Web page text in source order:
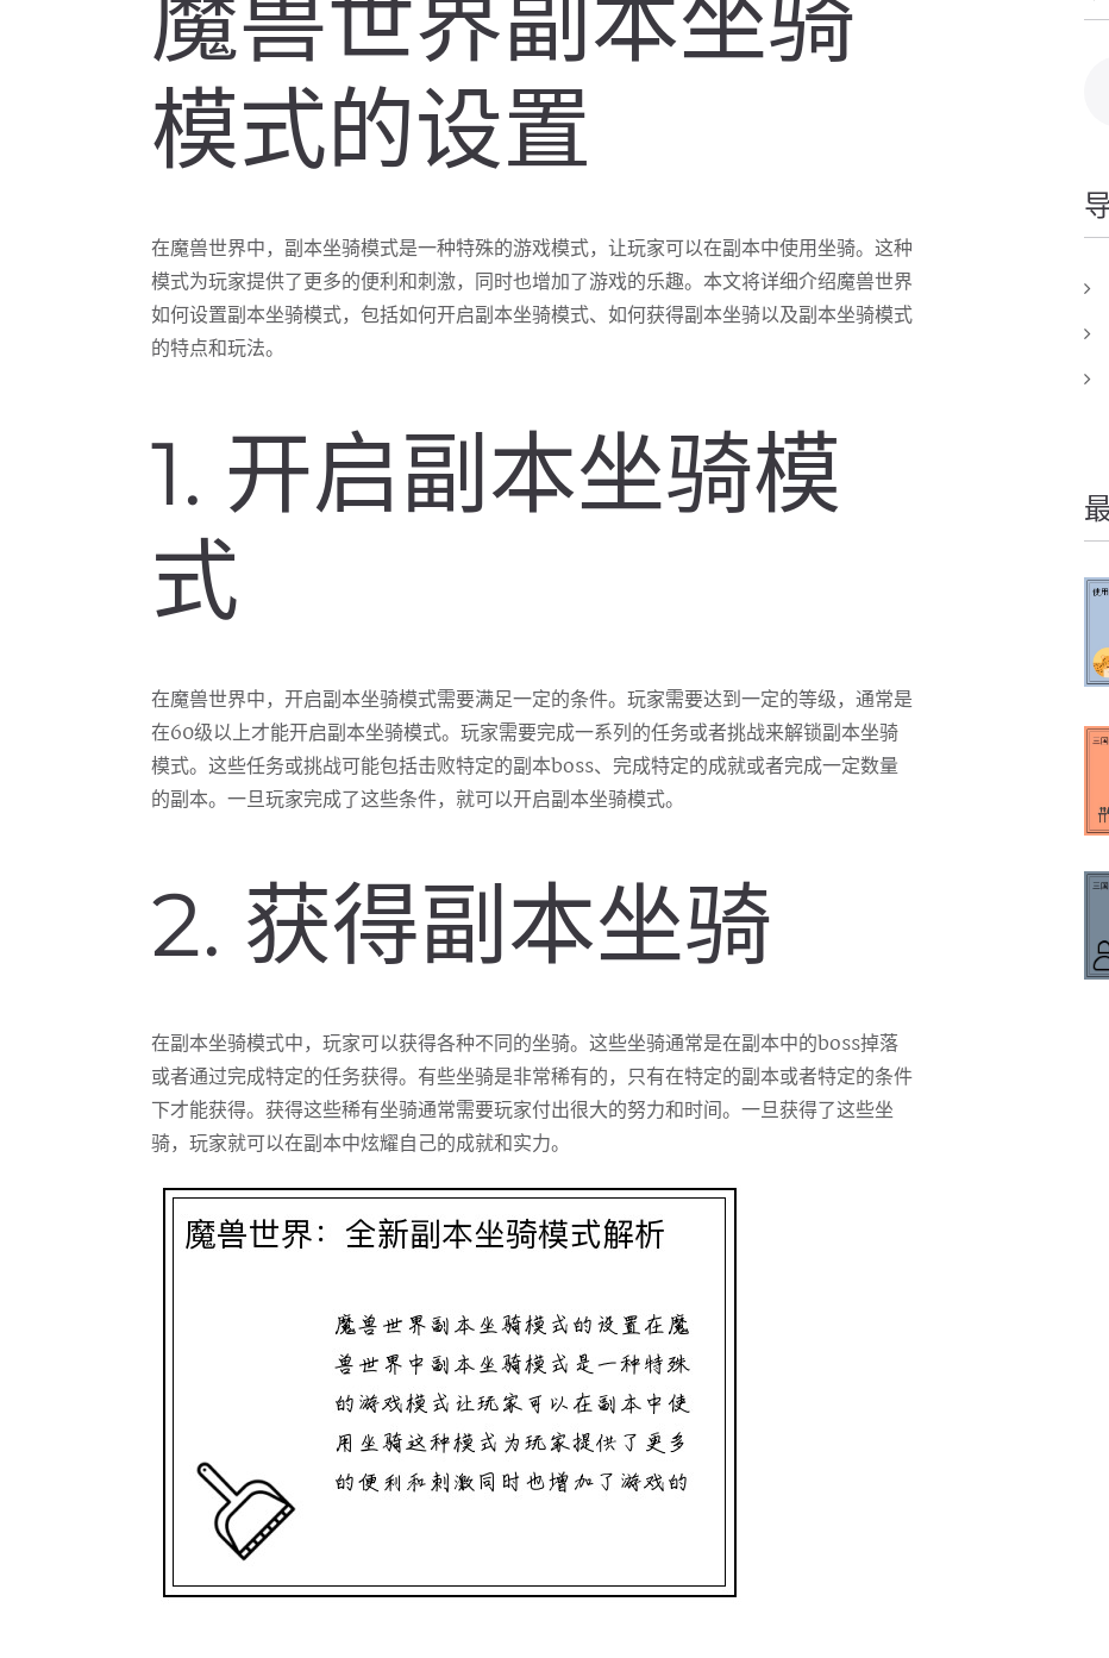
魔兽世界副本坐骑
模式的设置
在魔兽世界中，副本坐骑模式是一种特殊的游戏模式，让玩家可以在副本中使用坐骑。这种
模式为玩家提供了更多的便利和刺激，同时也增加了游戏的乐趣。本文将详细介绍魔兽世界
如何设置副本坐骑模式，包括如何开启副本坐骑模式、如何获得副本坐骑以及副本坐骑模式
的特点和玩法。
1. 开启副本坐骑模
式
在魔兽世界中，开启副本坐骑模式需要满足一定的条件。玩家需要达到一定的等级，通常是
在60级以上才能开启副本坐骑模式。玩家需要完成一系列的任务或者挑战来解锁副本坐骑
模式。这些任务或挑战可能包括击败特定的副本boss、完成特定的成就或者完成一定数量
的副本。一旦玩家完成了这些条件，就可以开启副本坐骑模式。
2. 获得副本坐骑
在副本坐骑模式中，玩家可以获得各种不同的坐骑。这些坐骑通常是在副本中的boss掉落
或者通过完成特定的任务获得。有些坐骑是非常稀有的，只有在特定的副本或者特定的条件
下才能获得。获得这些稀有坐骑通常需要玩家付出很大的努力和时间。一旦获得了这些坐
骑，玩家就可以在副本中炫耀自己的成就和实力。